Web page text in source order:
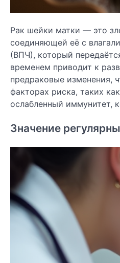
Рак шейки матки — это
соединяющей её с
(ВПЧ), который
временем приводит к
предраковые изменения,
факторах риска, таких
ослабленный иммунитет,
Значение